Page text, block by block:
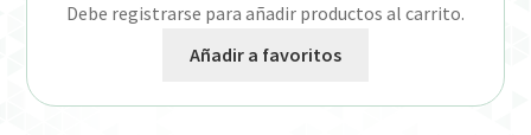
Debe registrarse para añadir productos al carrito.
Añadir a favoritos